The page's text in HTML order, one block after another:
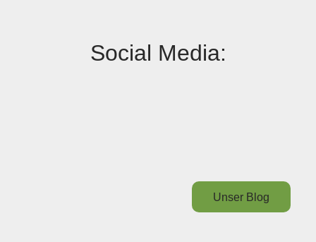
Social Media:
Unser Blog